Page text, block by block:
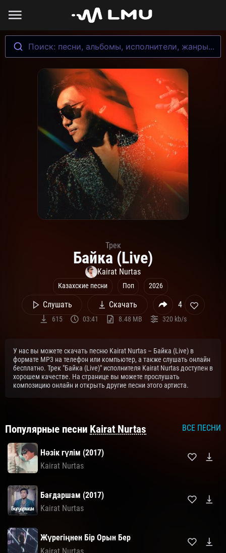
Поиск: песни, альбомы, исполнители, жанры...
Трек
Байка (Live)
Kairat Nurtas
Казахские песни Поп 2026
Слушать Скачать 4
615 03:41 8.48 MB 320 kb/s
У нас вы можете скачать песню Kairat Nurtas – Байка (Live) в
формате MP3 на телефон или компьютер, а также слушать онлайн
бесплатно. Трек "Байка (Live)" исполнителя Kairat Nurtas доступен в
хорошем качестве. На странице вы можете прослушать
композицию онлайн и открыть другие песни этого артиста.
Популярные песни Kairat Nurtas ВСЕ ПЕСНИ
Нәзік гүлім (2017)
Kairat Nurtas
Бағдаршам (2017)
Kairat Nurtas
Жүрегіңнен Бір Орын Бер
Kairat Nurtas